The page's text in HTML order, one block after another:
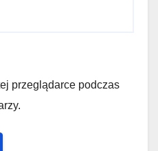
przeglądarce podczas